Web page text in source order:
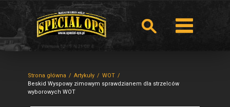
Strona główna Artykuły
WOT
Beskid Wyspowy zimowym sprawdzianem dla strzelców
wyborowych WOT